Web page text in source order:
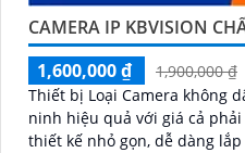
CAMERA IP KBVISION
1,600,000 ₫
1,900,000 ₫
Thiết bị Loại Camera không
ninh hiệu quả với giá cả phải chăng.
thiết kế nhỏ gọn, dễ dàng